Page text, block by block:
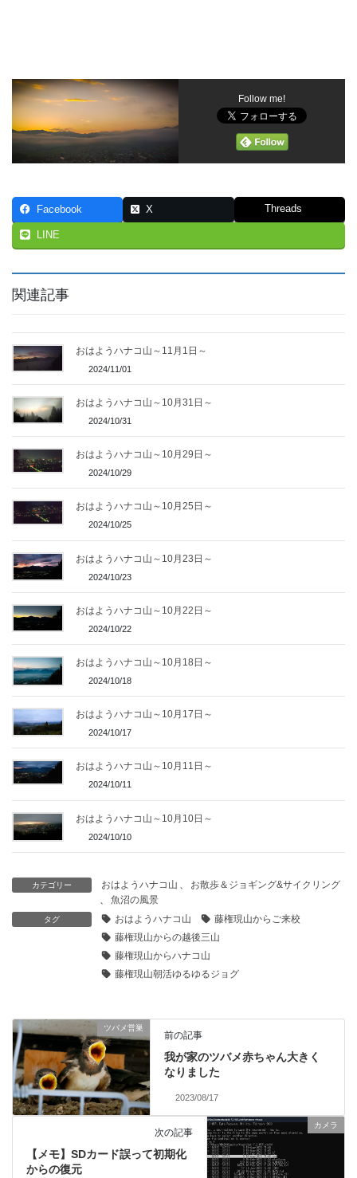
Follow me!
Facebook X Threads
LINE
関連記事
おはようハナコ山～11月1日～
2024/11/01
おはようハナコ山～10月31日～
2024/10/31
おはようハナコ山～10月29日～
2024/10/29
おはようハナコ山～10月25日～
2024/10/25
おはようハナコ山～10月23日～
2024/10/23
おはようハナコ山～10月22日～
2024/10/22
おはようハナコ山～10月18日～
2024/10/18
おはようハナコ山～10月17日～
2024/10/17
おはようハナコ山～10月11日～
2024/10/11
おはようハナコ山～10月10日～
2024/10/10
カテゴリー おはようハナコ山
お散歩＆ジョギング&サイクリング
魚沼の風景
タグ おはようハナコ山
藤権現山からご来校
藤権現山からの越後三山
藤権現山からハナコ山
藤権現山朝活ゆるゆるジョグ
ツバメ営巣
前の記事
我が家のツバメ赤ちゃん大きく
なりました
2023/08/17
カメラ
次の記事
【メモ】SDカード誤って初期化
からの復元